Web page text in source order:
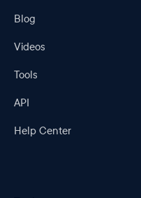
Blog
Videos
Tools
API
Help Center